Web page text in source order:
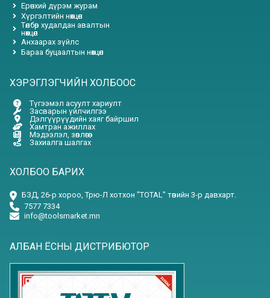
Ерөнхий дүрэм журам
Хүргэлтийн нөхцөл
Төлбөр худалдан авалтын
нөхцөл
Анхаарах зүйлс
Бараа буцаалтын нөхцөл
ХЭРЭГЛЭГЧИЙН ХОЛБООС
Түгээмэл асуулт хариулт
Засварын үйлчилгээ
Дэлгүүрүүдийн хаяг байршил
Хамтран ажиллах
Мэдээлэл, зөвлөгөө
Захиалга шалгах
ХОЛБОО БАРИХ
БЗД, 26-р хороо, Трю-Л хотхон "TOTAL" төвийн 3-р давхарт.
7577 7334
info@toolsmarket.mn
АЛБАН ЁСНЫ ДИСТРИБЮТОР